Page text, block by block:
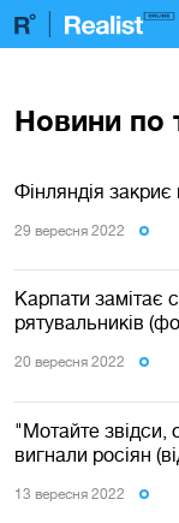
Новини по
Фінляндія закриє
29 вересня 2022
Карпати замітає
рятувальників
20 вересня 2022
"Мотайте звідси,
вигнали росіян
13 вересня 2022